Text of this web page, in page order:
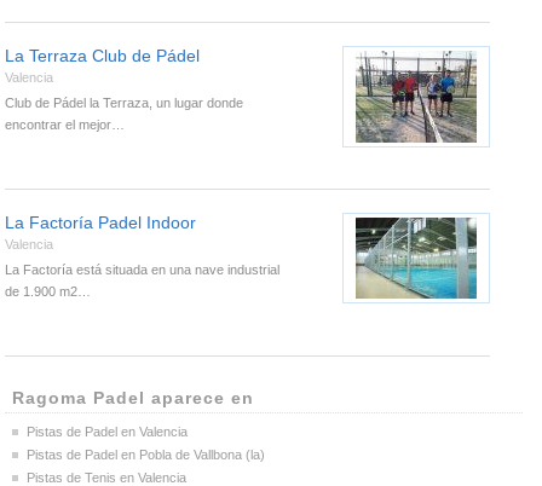
La Terraza Club de Pádel
Valencia
Club de Pádel la Terraza, un lugar donde
encontrar el mejor…
La Factoría Padel Indoor
Valencia
La Factoría está situada en una nave industrial
de 1.900 m2…
Ragoma Padel aparece en
Pistas de Padel en Valencia
Pistas de Padel en Pobla de Vallbona (la)
Pistas de Tenis en Valencia